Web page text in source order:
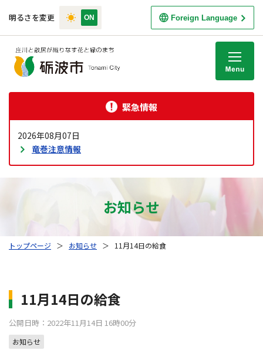
明るさを変更 Foreign Language
緊急情報
2026年08月07日
竜巻注意情報
お知らせ
トップページ ＞ お知らせ ＞ 11月14日の給食
11月14日の給食
公開日時：2022年11月14日 16時00分
お知らせ